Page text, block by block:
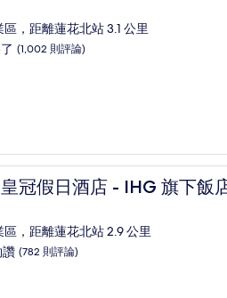
，距離蓮花北站 3.1 公里
(1,002 則評論)
冠假日酒店 - IHG 旗下飯
假日酒店 - IHG 旗下飯店
，距離蓮花北站 2.9 公里
讚 (782 則評論)